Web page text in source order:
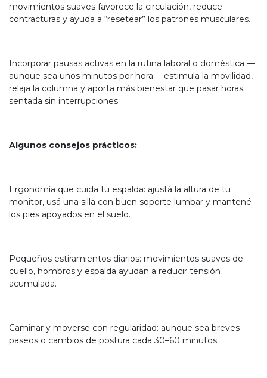
movimientos suaves favorece la circulación, reduce
contracturas y ayuda a “resetear” los patrones musculares.
Incorporar pausas activas en la rutina laboral o doméstica —
aunque sea unos minutos por hora— estimula la movilidad,
relaja la columna y aporta más bienestar que pasar horas
sentada sin interrupciones.
Algunos consejos prácticos:
Ergonomía que cuida tu espalda: ajustá la altura de tu
monitor, usá una silla con buen soporte lumbar y mantené
los pies apoyados en el suelo.
Pequeños estiramientos diarios: movimientos suaves de
cuello, hombros y espalda ayudan a reducir tensión
acumulada.
Caminar y moverse con regularidad: aunque sea breves
paseos o cambios de postura cada 30–60 minutos.